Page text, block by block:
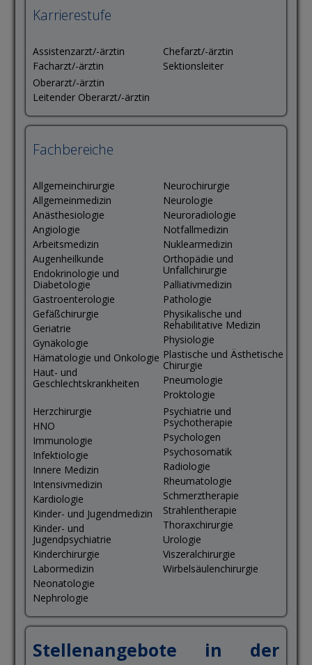
Karrierestufe
Assistenzarzt/-ärztin
Facharzt/-ärztin
Oberarzt/-ärztin
Leitender Oberarzt/-ärztin
Chefarzt/-ärztin
Sektionsleiter
Fachbereiche
Allgemeinchirurgie
Allgemeinmedizin
Anästhesiologie
Angiologie
Arbeitsmedizin
Augenheilkunde
Endokrinologie und
Diabetologie
Gastroenterologie
Gefäßchirurgie
Geriatrie
Gynäkologie
Hämatologie und Onkologie
Haut- und
Geschlechtskrankheiten
Herzchirurgie
HNO
Immunologie
Infektiologie
Innere Medizin
Intensivmedizin
Kardiologie
Kinder- und Jugendmedizin
Kinder- und
Jugendpsychiatrie
Kinderchirurgie
Labormedizin
Neonatologie
Nephrologie
Neurochirurgie
Neurologie
Neuroradiologie
Notfallmedizin
Nuklearmedizin
Orthopädie und
Unfallchirurgie
Palliativmedizin
Pathologie
Physikalische und
Rehabilitative Medizin
Physiologie
Plastische und Ästhetische
Chirurgie
Pneumologie
Proktologie
Psychiatrie und
Psychotherapie
Psychologen
Psychosomatik
Radiologie
Rheumatologie
Schmerztherapie
Strahlentherapie
Thoraxchirurgie
Urologie
Viszeralchirurgie
Wirbelsäulenchirurgie
Stellenangebote in der